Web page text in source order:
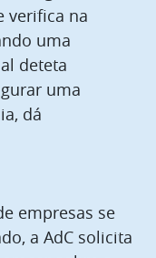
verifica na
uma
deteta
uma
dá
empresas se
a AdC solicita